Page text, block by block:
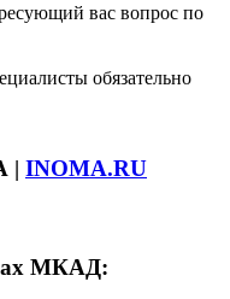
вас вопрос по
обязательно
| INOMA.RU
МКАД: